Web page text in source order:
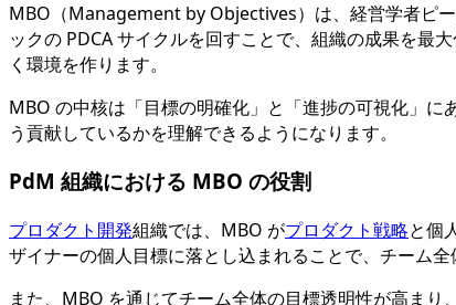
MBO（Management by Objectives）は、経営学者ピ
ックの PDCA サイクルを回すことで、組織の成果を最
く環境を作ります。
MBO の中核は「目標の明確化」と「進捗の可視化」
う貢献しているかを理解できるようになります。
PdM 組織における MBO の役割
プロダクト開発組織では、MBO がプロダクト戦略と個
ザイナーの個人目標に落とし込まれることで、チーム
また、MBO を通じてチーム全体の目標透明性が高ま